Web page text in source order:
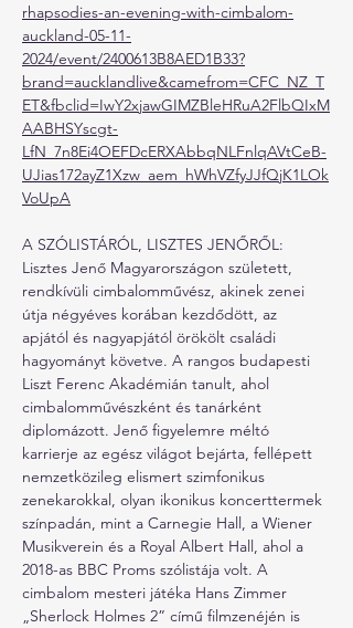
rhapsodies-an-evening-with-cimbalom-
auckland-05-11-
2024/event/2400613B8AED1B33?
brand=aucklandlive&camefrom=CFC_NZ_T
ET&fbclid=IwY2xjawGIMZBleHRuA2FlbQIxM
AABHSYscgt-
LfN_7n8Ei4OEFDcERXAbbqNLFnlqAVtCeB-
UJias172ayZ1Xzw_aem_hWhVZfyJJfQjK1LOk
VoUpA
A SZÓLISTÁRÓL, LISZTES JENŐRŐL:
Lisztes Jenő Magyarországon született,
rendkívüli cimbalomművész, akinek zenei
útja négyéves korában kezdődött, az
apjától és nagyapjától örökölt családi
hagyományt követve. A rangos budapesti
Liszt Ferenc Akadémián tanult, ahol
cimbalomművészként és tanárként
diplomázott. Jenő figyelemre méltó
karrierje az egész világot bejárta, fellépett
nemzetközileg elismert szimfonikus
zenekarokkal, olyan ikonikus koncerttermek
színpadán, mint a Carnegie Hall, a Wiener
Musikverein és a Royal Albert Hall, ahol a
2018-as BBC Proms szólistája volt. A
cimbalom mesteri játéka Hans Zimmer
„Sherlock Holmes 2” című filmzenéjén is